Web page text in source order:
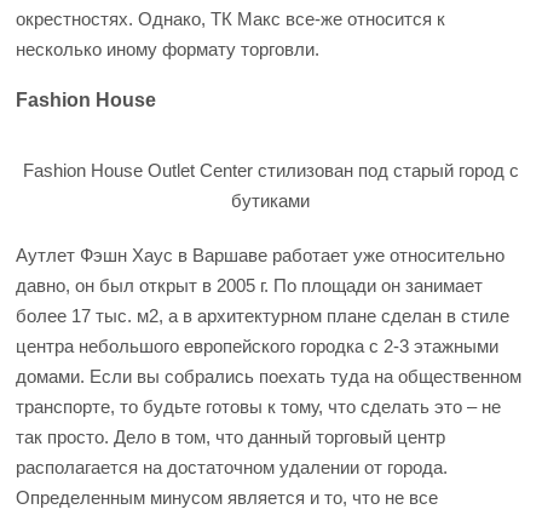
окрестностях. Однако, ТК Макс все-же относится к
несколько иному формату торговли.
Fashion House
Fashion House Outlet Center стилизован под старый город с
бутиками
Аутлет Фэшн Хаус в Варшаве работает уже относительно
давно, он был открыт в 2005 г. По площади он занимает
более 17 тыс. м2, а в архитектурном плане сделан в стиле
центра небольшого европейского городка с 2-3 этажными
домами. Если вы собрались поехать туда на общественном
транспорте, то будьте готовы к тому, что сделать это – не
так просто. Дело в том, что данный торговый центр
располагается на достаточном удалении от города.
Определенным минусом является и то, что не все